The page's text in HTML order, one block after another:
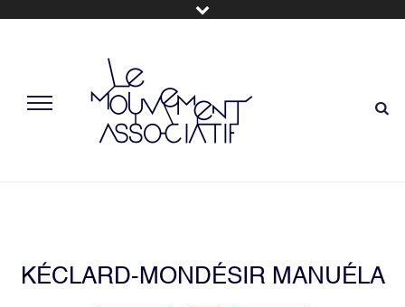
KÉCLARD-MONDÉSIR MANUÉLA